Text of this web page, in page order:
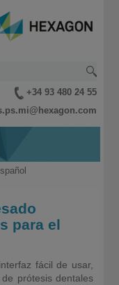
+34 93 480 24 55
para el
fácil de usar,
prótesis dentales